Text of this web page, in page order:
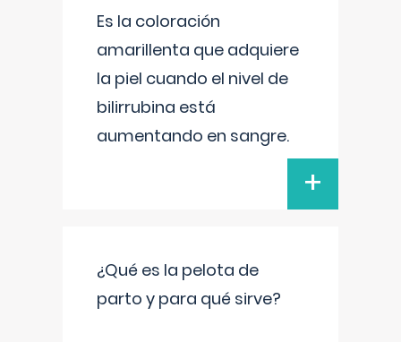
Es la coloración
amarillenta que adquiere
la piel cuando el nivel de
bilirrubina está
aumentando en sangre.
+
¿Qué es la pelota de
parto y para qué sirve?